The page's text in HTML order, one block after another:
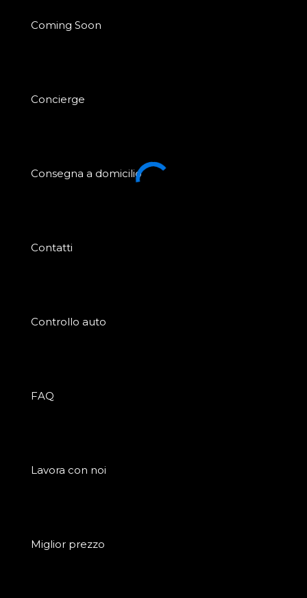
Coming Soon
Concierge
Consegna a domicilio
Contatti
Controllo auto
FAQ
Lavora con noi
Miglior prezzo